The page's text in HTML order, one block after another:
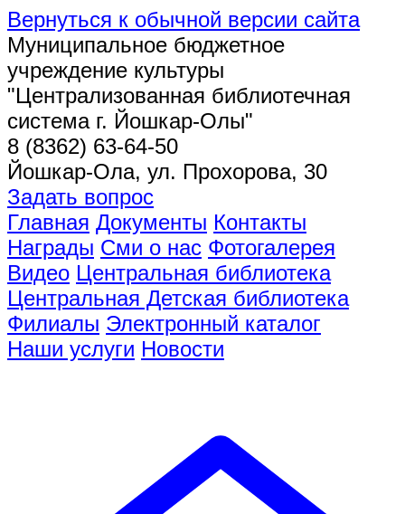
Вернуться к обычной версии сайта
Муниципальное бюджетное
учреждение культуры
"Централизованная библиотечная
система г. Йошкар-Олы"
8 (8362) 63-64-50
Йошкар-Ола, ул. Прохорова, 30
Задать вопрос
Главная Документы Контакты
Награды Сми о нас Фотогалерея
Видео Центральная библиотека
Центральная Детская библиотека
Филиалы Электронный каталог
Наши услуги Новости